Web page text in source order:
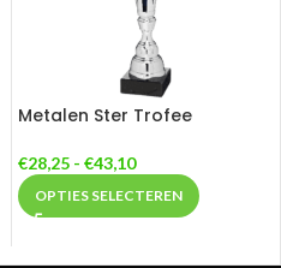
Metalen Ster Trofee
€28,25 - €43,10
OPTIES SELECTEREN